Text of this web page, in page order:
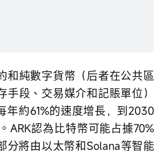
和純數字貨幣（后者在公共區
手段、交易媒介和記賬單位）
年約61%的速度增長，到2030
ARK認為比特幣可能占據70%
分將由以太幣和Solana等智能